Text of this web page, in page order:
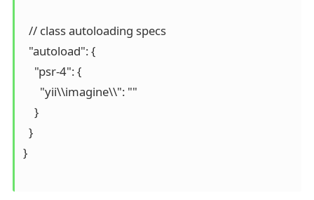
  // class autoloading specs
  "autoload": {
    "psr-4": {
      "yii\\imagine\\": ""
    }
  }
}